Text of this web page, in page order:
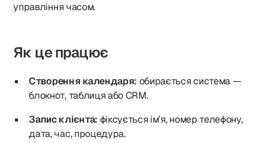
управління часом.
Як це працює
Створення календаря: обирається система —
блокнот, таблиця або CRM.
Запис клієнта: фіксується ім’я, номер телефону,
дата, час, процедура.